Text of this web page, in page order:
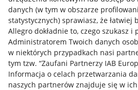
danych (w tym w obszarze
statystycznych) sprawiasz, że łatwiej
Allegro dokładnie to, czego szukasz i
Administratorem Twoich danych
w niektórych przypadkach nasi
tym tzw. “Zaufani Partnerzy IAB
Informacja o celach przetwarzania
naszych partnerów znajduje się w
Przydatne informacje